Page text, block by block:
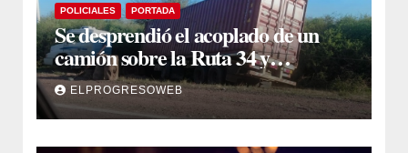
POLICIALES PORTADA
Se desprendió el acoplado de un
camión sobre la Ruta 34 y
camioneros se unieron para
retirarlo
ELPROGRESOWEB